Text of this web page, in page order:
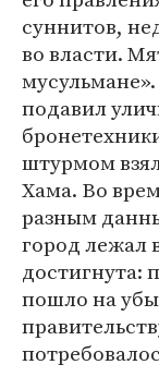
суннитов,
во власти.
подавил
штурмом
Хама. Во
разным
город лежал
достигнута:
пошло на